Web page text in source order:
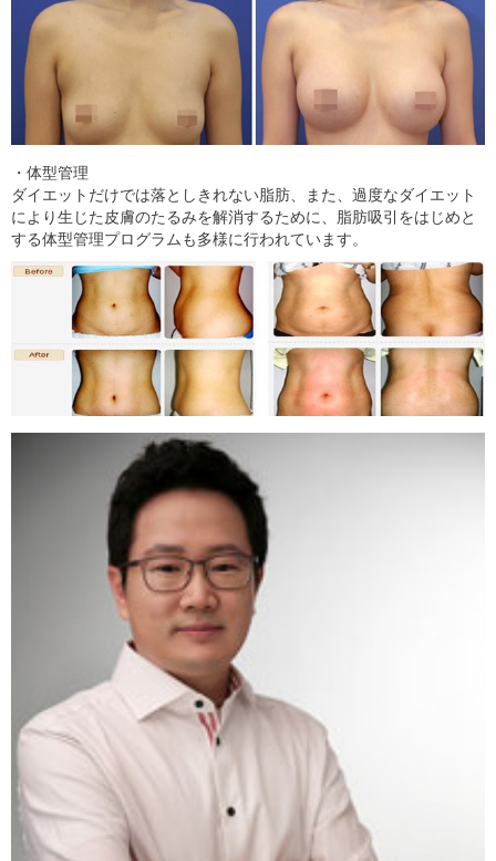
・体型管理
ダイエットだけでは落としきれない脂肪、また、過度なダイエット
により生じた皮膚のたるみを解消するために、脂肪吸引をはじめと
する体型管理プログラムも多様に行われています。